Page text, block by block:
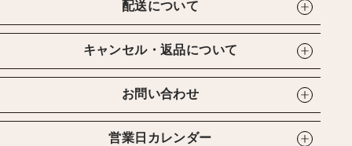
配送について
キャンセル・返品について
お問い合わせ
営業日カレンダー